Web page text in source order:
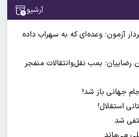
آرشیو
آزمون؛ وعده‌ای که به سهراب داده
بمب نقل‌وانتقالات منفجر
جهانی باز شد!
استقلال!
شد